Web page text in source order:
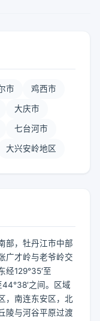
市 鸡西市
大庆市
七台河市
大兴安岭地区
部，牡丹江市中部
广才岭与老爷岭交
经129°35′至
44°38′之间。区域
，南连东安区，北
陵与河谷平原过渡